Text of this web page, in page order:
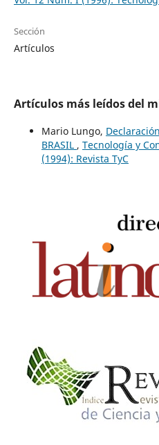
Sección
Artículos
Artículos más leídos del
Mario Lungo,
BRASIL , Tecnología y
(1994): Revista TyC